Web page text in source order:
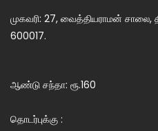
முகவரி: 27, வைத்தியராமன்
600017.
ஆண்டு சந்தா: ரூ.160
தொடர்புக்கு :